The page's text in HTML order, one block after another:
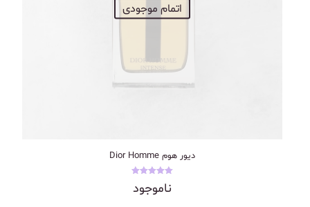
اتمام موجودی
دیور هوم Dior Homme
5.00
ناموجود